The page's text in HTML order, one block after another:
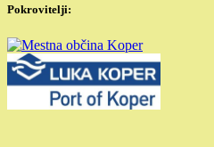
Pokrovitelji: